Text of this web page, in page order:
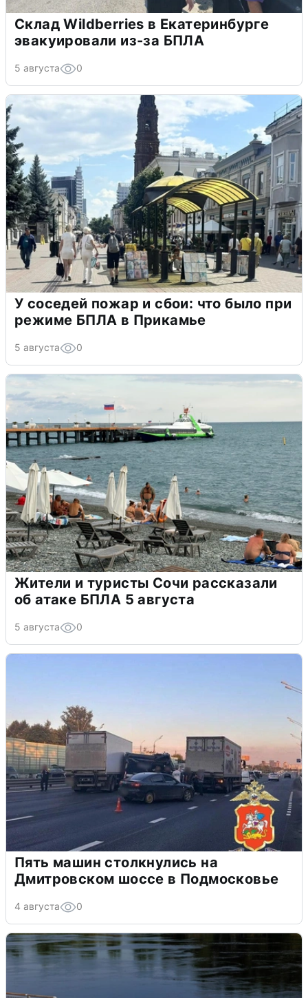
Склад Wildberries в Екатеринбурге
эвакуировали из-за БПЛА
5 августа 0
У соседей пожар и сбои: что было при
режиме БПЛА в Прикамье
5 августа 0
Жители и туристы Сочи рассказали
об атаке БПЛА 5 августа
5 августа 0
Пять машин столкнулись на
Дмитровском шоссе в Подмосковье
4 августа 0